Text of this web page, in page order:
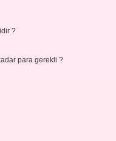
?
para gerekli ?